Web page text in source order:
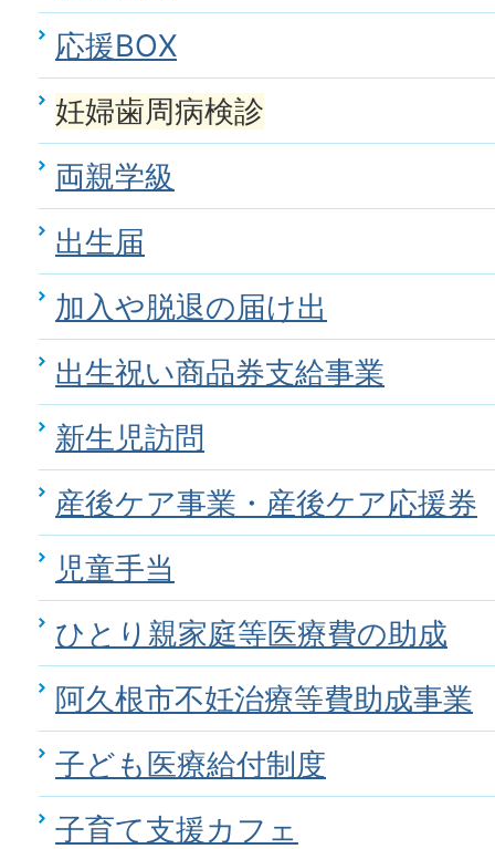
応援BOX
妊婦歯周病検診
両親学級
出生届
加入や脱退の届け出
出生祝い商品券支給事業
新生児訪問
産後ケア事業・産後ケア応援券
児童手当
ひとり親家庭等医療費の助成
阿久根市不妊治療等費助成事業
子ども医療給付制度
子育て支援カフェ